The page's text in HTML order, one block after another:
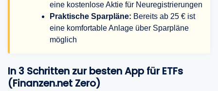
eine kostenlose Aktie für Neuregistrierungen
Praktische Sparpläne: Bereits ab 25 € ist
eine komfortable Anlage über Sparpläne
möglich
In 3 Schritten zur besten App für ETFs
(Finanzen.net Zero)